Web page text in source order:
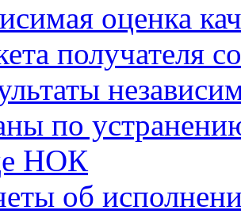
оценка
получателя
по
НОК
об